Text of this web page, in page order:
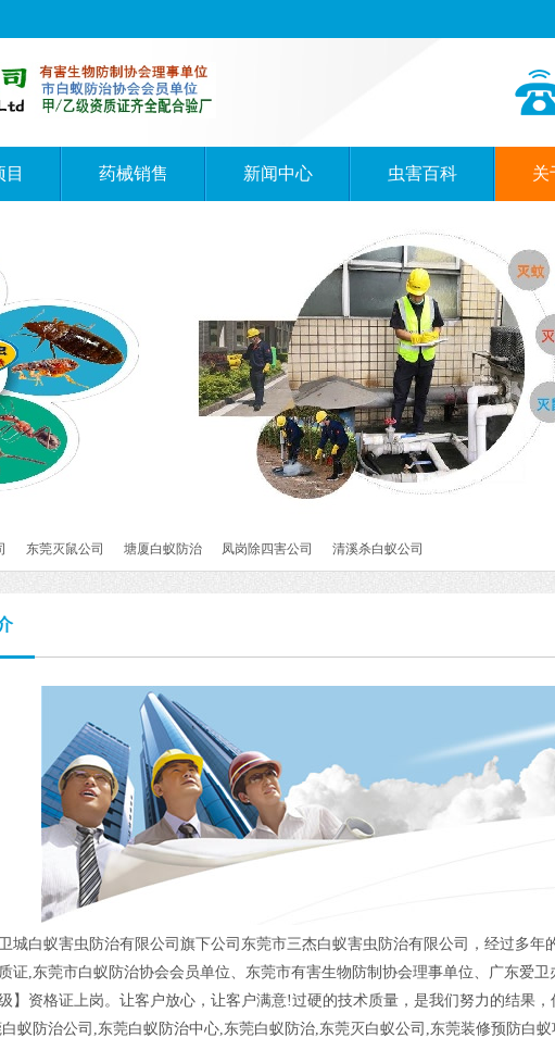
目 药械销售 新闻中心 虫害百科 关
东莞灭鼠公司 塘厦白蚁防治 凤岗除四害公司 清溪杀白蚁公司
城白蚁害虫防治有限公司旗下公司东莞市三杰白蚁害虫防治有限公司，经过多
质证,东莞市白蚁防治协会会员单位、东莞市有害生物防制协会理事单位、广东爱
】资格证上岗。让客户放心，让客户满意!过硬的技术质量，是我们努力的结果
蚁防治公司,东莞白蚁防治中心,东莞白蚁防治,东莞灭白蚁公司,东莞装修预防白蚁